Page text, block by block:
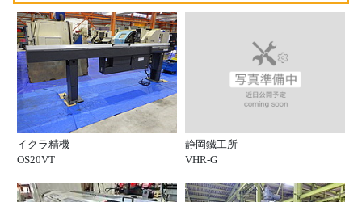
イクラ精機
OS20VT
静岡鐵工所
VHR-G